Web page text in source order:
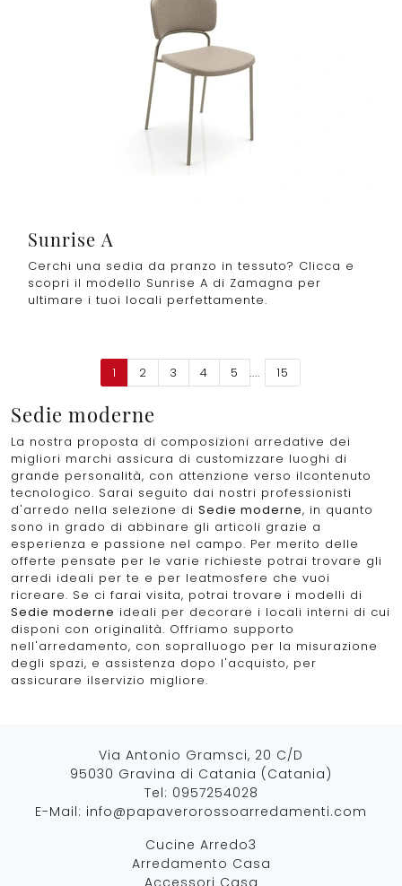
Sunrise A
Cerchi una sedia da pranzo in tessuto? Clicca e
scopri il modello Sunrise A di Zamagna per
ultimare i tuoi locali perfettamente.
1 2 3 4 5 .... 15
Sedie moderne
La nostra proposta di composizioni arredative dei
migliori marchi assicura di customizzare luoghi di
grande personalità, con attenzione verso ilcontenuto
tecnologico. Sarai seguito dai nostri professionisti
d'arredo nella selezione di Sedie moderne, in quanto
sono in grado di abbinare gli articoli grazie a
esperienza e passione nel campo. Per merito delle
offerte pensate per le varie richieste potrai trovare gli
arredi ideali per te e per leatmosfere che vuoi
ricreare. Se ci farai visita, potrai trovare i modelli di
Sedie moderne ideali per decorare i locali interni di cui
disponi con originalità. Offriamo supporto
nell'arredamento, con sopralluogo per la misurazione
degli spazi, e assistenza dopo l'acquisto, per
assicurare ilservizio migliore.
Via Antonio Gramsci, 20 C/D
95030 Gravina di Catania (Catania)
Tel: 0957254028
E-Mail: info@papaverorossoarredamenti.com
Cucine Arredo3
Arredamento Casa
Accessori Casa